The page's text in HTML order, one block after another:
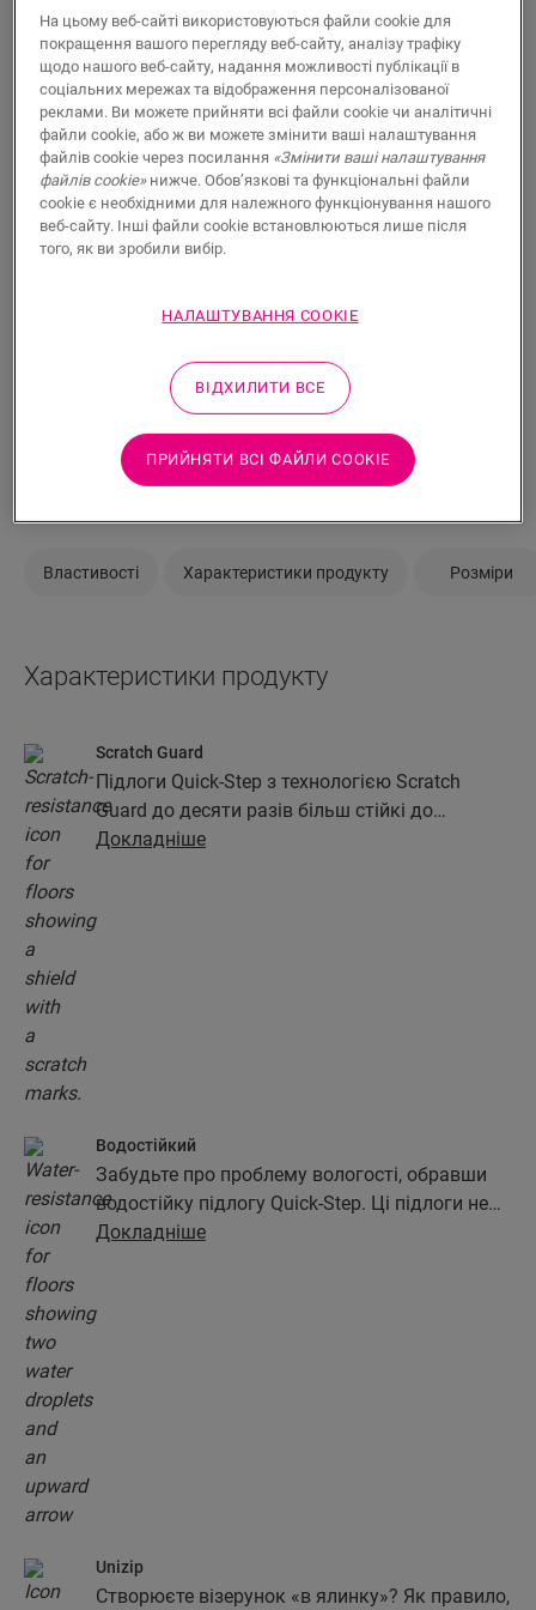
Знайдіть дилера поблизу
Бажаєте побачити цю підлогу в реальному житті?
Все ще маєте кілька питань? Жодних проблем!
Завжди є дилер Quick-Step поблизу.
Не впевнені, що ця підлога підходить до
вашого стилю та потреб?
Переглянути у вашій кімнаті
Властивості Характеристики продукту Розміри
Характеристики продукту
Scratch Guard
Підлоги Quick-Step з технологією Scratch
Guard до десяти разів більш стійкі до
утворення подряпин, ніж підлоги без шару
Докладніше
Водостійкий
Забудьте про проблему вологості, обравши
водостійку підлогу Quick-Step. Ці підлоги не
лише мають винятково стильний і
очищення!
Докладніше
Unizip
Створюєте візерунок «в ялинку»? Як правило,
На цьому веб-сайті використовуються файли cookie для
покращення вашого перегляду веб-сайту, аналізу трафіку
щодо нашого веб-сайту, надання можливості публікації в
соціальних мережах та відображення персоналізованої
реклами. Ви можете прийняти всі файли cookie чи аналітичні
файли cookie, або ж ви можете змінити ваші налаштування
файлів cookie через посилання «Змінити ваші налаштування
файлів cookie»нижче. Обов’язкові та функціональні файли
cookie є необхідними для належного функціонування нашого
веб-сайту. Інші файли cookie встановлюються лише після
того, як ви зробили вибір.
НАЛАШТУВАННЯ COOKIE
ВІДХИЛИТИ ВСЕ
ПРИЙНЯТИ ВСІ ФАЙЛИ СOOKIE